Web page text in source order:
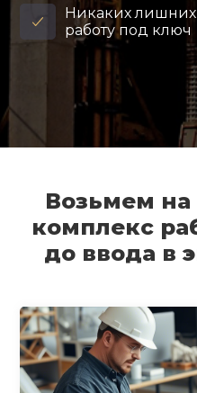
Никаких лишних
работу под ключ
Возьмем
комплекс
до ввода в